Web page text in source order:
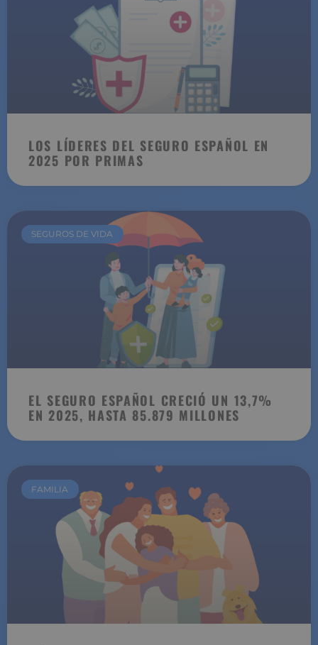
LOS LÍDERES DEL SEGURO ESPAÑOL EN
2025 POR PRIMAS
SEGUROS DE VIDA
EL SEGURO ESPAÑOL CRECIÓ UN 13,7%
EN 2025, HASTA 85.879 MILLONES
FAMILIA